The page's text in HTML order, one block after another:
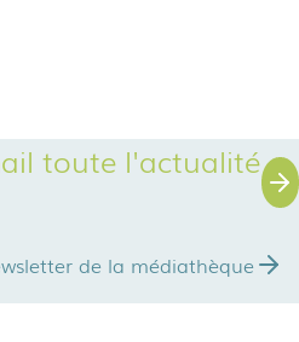
toute l'actualité
de la médiathèque